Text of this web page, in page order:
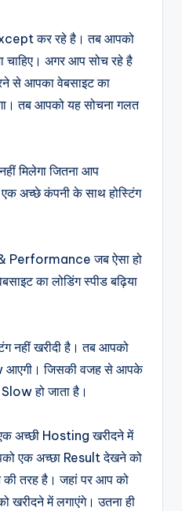
कर रहे है। तब आपको
चाहिए। अगर आप सोच रहे है
से आपका वेबसाइट का
तब आपको यह सोचना गलत
मिलेगा जितना आप
अच्छे कंपनी के साथ होस्टिंग
Performance जब ऐसा हो
का लोडिंग स्पीड बढ़िया
नहीं खरीदी है। तब आपको
जिसकी वजह से आपके
हो जाता है।
अच्छी Hosting खरीदने में
एक अच्छा Result देखने को
तरह है। जहां पर आप को
खरीदने में लगाएंगे। उतना ही